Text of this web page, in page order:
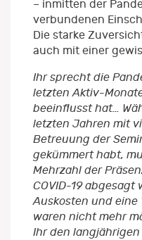
– inmitten der
verbundenen
Die starke
auch mit einer
Ihr sprecht die
letzten Aktiv-
beeinflusst hat…
letzten Jahren mit
Betreuung der
gekümmert habt,
Mehrzahl der
COVID-19 abgesagt
Auskosten und eine
waren nicht mehr
Ihr den